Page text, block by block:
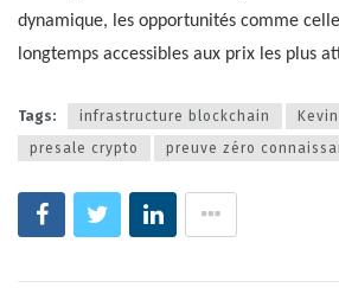
dynamique, les opportunités comme
longtemps accessibles aux prix les plus
Tags: infrastructure blockchain
presale crypto
preuve zéro